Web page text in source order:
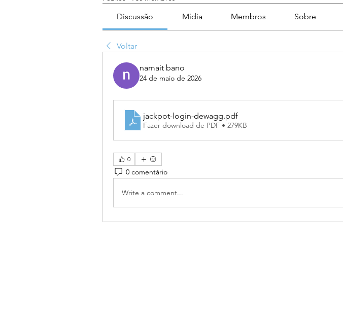
Discussão Mídia Membros Sobre
Voltar
namait bano
24 de maio de 2026
jackpot-login-dewagg.pdf
Fazer download de PDF • 279KB
0
0 comentário
Write a comment...